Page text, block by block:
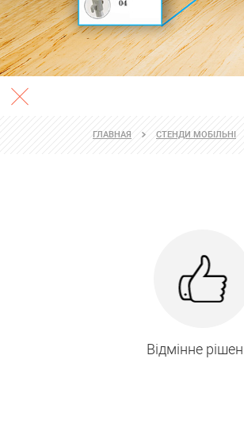
ГЛАВНАЯ СТЕНДИ МОБІЛЬНІ
Відмінне